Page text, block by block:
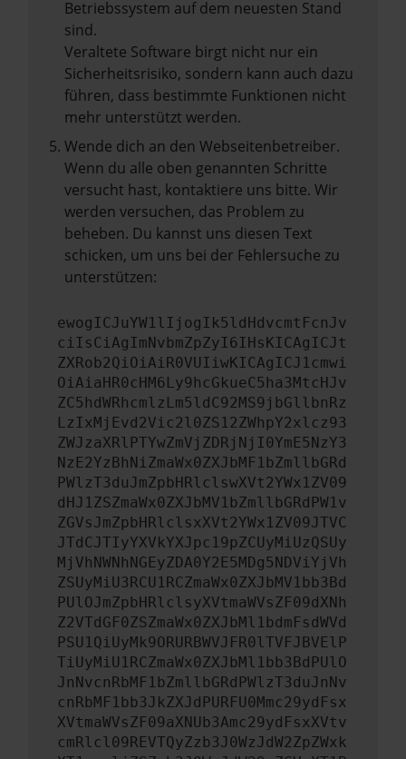
Betriebssystem auf dem neuesten Stand
sind.
Veraltete Software birgt nicht nur ein
Sicherheitsrisiko, sondern kann auch dazu
führen, dass bestimmte Funktionen nicht
mehr unterstützt werden.
Wende dich an den Webseitenbetreiber.
Wenn du alle oben genannten Schritte
versucht hast, kontaktiere uns bitte. Wir
werden versuchen, das Problem zu
beheben. Du kannst uns diesen Text
schicken, um uns bei der Fehlersuche zu
unterstützen:
ewogICJuYW1lIjogIk5ldHdvcmtFcnJv
ciIsCiAgImNvbmZpZyI6IHsKICAgICJt
ZXRob2QiOiAiR0VUIiwKICAgICJ1cmwi
OiAiaHR0cHM6Ly9hcGkueC5ha3MtcHJv
ZC5hdWRhcmlzLm5ldC92MS9jbGllbnRz
LzIxMjEvd2Vic2l0ZS12ZWhpY2xlcz93
ZWJzaXRlPTYwZmVjZDRjNjI0YmE5NzY3
NzE2YzBhNiZmaWx0ZXJbMF1bZmllbGRd
PWlzT3duJmZpbHRlclswXVt2YWx1ZV09
dHJ1ZSZmaWx0ZXJbMV1bZmllbGRdPW1v
ZGVsJmZpbHRlclsxXVt2YWx1ZV09JTVC
JTdCJTIyYXVkYXJpc19pZCUyMiUzQSUy
MjVhNWNhNGEyZDA0Y2E5MDg5NDViYjVh
ZSUyMiU3RCU1RCZmaWx0ZXJbMV1bb3Bd
PUlOJmZpbHRlclsyXVtmaWVsZF09dXNh
Z2VTdGF0ZSZmaWx0ZXJbMl1bdmFsdWVd
PSU1QiUyMk9ORURBWVJFR0lTVFJBVElP
TiUyMiU1RCZmaWx0ZXJbMl1bb3BdPUlO
JnNvcnRbMF1bZmllbGRdPWlzT3duJnNv
cnRbMF1bb3JkZXJdPURFU0Mmc29ydFsx
XVtmaWVsZF09aXNUb3Amc29ydFsxXVtv
cmRlcl09REVTQyZzb3J0WzJdW2ZpZWxk